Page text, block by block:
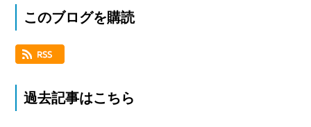
このブログを購読
過去記事はこちら